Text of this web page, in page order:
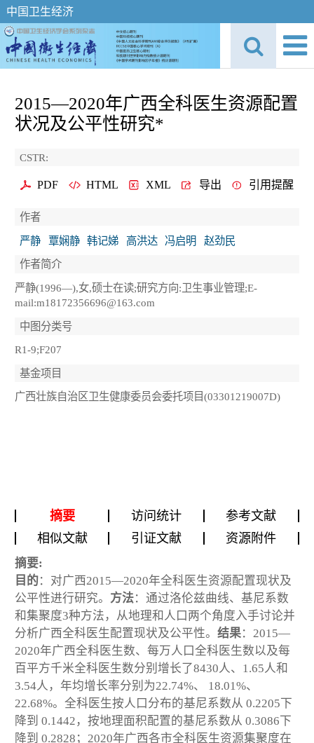
中国卫生经济
2015—2020年广西全科医生资源配置
状况及公平性研究*
CSTR:
PDF HTML XML 导出 引用提醒
作者
严静
覃娴静 韩记娣 高洪达 冯启明
赵劲民
作者简介
严静(1996—),女,硕士在读;研究方向:卫生事业管理;E-
mail:m18172356696@163.com
中图分类号
R1-9;F207
基金项目
广西壮族自治区卫生健康委员会委托项目(03301219007D)
摘要 访问统计
参考文献
相似文献
引证文献 资源附件
摘要:
目的：对广西2015—2020年全科医生资源配置现状及
公平性进行研究。 方法：通过洛伦兹曲线、基尼系数
和集聚度3种方法，从地理和人口两个角度入手讨论并
分析广西全科医生配置现状及公平性。 结果：2015—
2020年广西全科医生数、每万人口全科医生数以及每
百平方千米全科医生数分别增长了8430人、1.65人和
3.54人，年均增长率分别为22.74%、 18.01%、
22.68%。全科医生按人口分布的基尼系数从 0.2205下
降到 0.1442，按地理面积配置的基尼系数从 0.3086下
降到 0.2828；2020年广西各市全科医生资源集聚度在